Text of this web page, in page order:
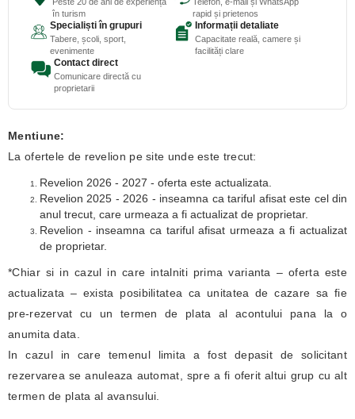
în turism
rapid și prietenos
Specialiști în grupuri
Tabere, școli, sport,
evenimente
Informații detaliate
Capacitate reală, camere și
facilități clare
Contact direct
Comunicare directă cu
proprietarii
Mentiune:
La ofertele de revelion pe site unde este trecut:
Revelion 2026 - 2027 - oferta este actualizata.
Revelion 2025 - 2026 - inseamna ca tariful afisat este cel din
anul trecut, care urmeaza a fi actualizat de proprietar.
Revelion - inseamna ca tariful afisat urmeaza a fi actualizat
de proprietar.
*Chiar si in cazul in care intalniti prima varianta – oferta este
actualizata – exista posibilitatea ca unitatea de cazare sa fie
pre-rezervat cu un termen de plata al acontului pana la o
anumita data.
In cazul in care temenul limita a fost depasit de solicitant
rezervarea se anuleaza automat, spre a fi oferit altui grup cu alt
termen de plata al avansului.